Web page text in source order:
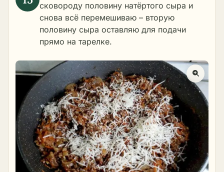
сковороду половину натёртого сыра и
снова всё перемешиваю – вторую
половину сыра оставляю для подачи
прямо на тарелке.